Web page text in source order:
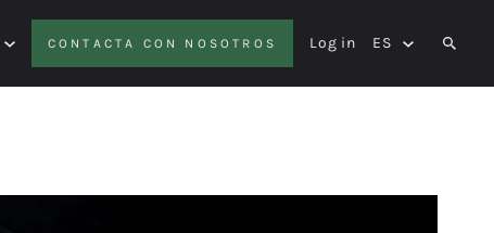
CONTACTA CON NOSOTROS Log in ES